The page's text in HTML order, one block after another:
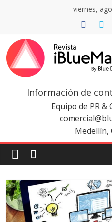
viernes,
Revista
iBlue
Colombia
|
Revistas
Información de
Equipo de PR &
Medellín,